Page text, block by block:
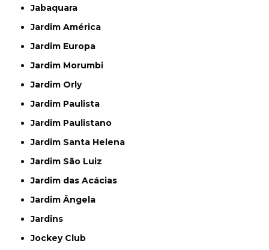
Jabaquara
Jardim América
Jardim Europa
Jardim Morumbi
Jardim Orly
Jardim Paulista
Jardim Paulistano
Jardim Santa Helena
Jardim São Luiz
Jardim das Acácias
Jardim Ângela
Jardins
Jockey Club